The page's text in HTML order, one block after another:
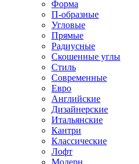
Форма
П-образные
Угловые
Прямые
Радиусные
Скошенные углы
Стиль
Современные
Евро
Английские
Дизайнерские
Итальянские
Кантри
Классические
Лофт
Модерн